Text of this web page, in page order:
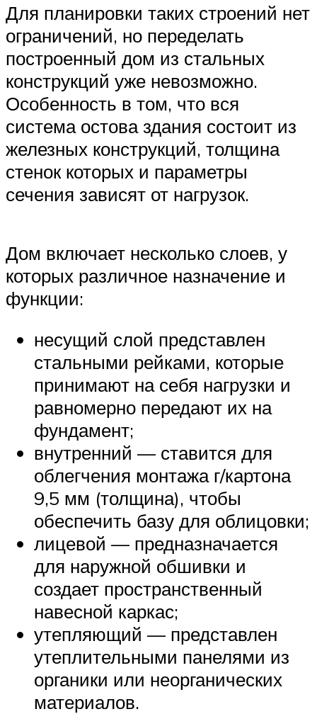
Для планировки таких строений нет
ограничений, но переделать
построенный дом из стальных
конструкций уже невозможно.
Особенность в том, что вся
система остова здания состоит из
железных конструкций, толщина
стенок которых и параметры
сечения зависят от нагрузок.
Дом включает несколько слоев, у
которых различное назначение и
функции:
несущий слой представлен
стальными рейками, которые
принимают на себя нагрузки и
равномерно передают их на
фундамент;
внутренний — ставится для
облегчения монтажа г/картона
9,5 мм (толщина), чтобы
обеспечить базу для облицовки;
лицевой — предназначается
для наружной обшивки и
создает пространственный
навесной каркас;
утепляющий — представлен
утеплительными панелями из
органики или неорганических
материалов.